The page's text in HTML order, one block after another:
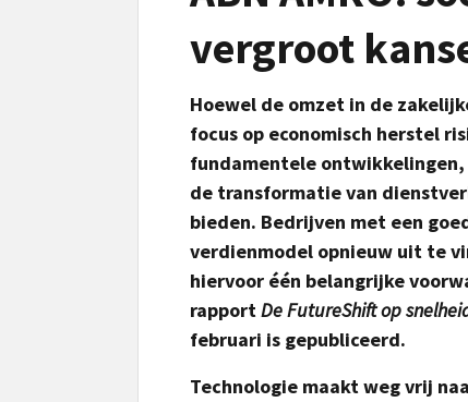
vergroot
Hoewel de omzet in de
focus op economisch herstel
fundamentele
de transformatie van
bieden. Bedrijven met een
verdienmodel opnieuw uit te
hiervoor één belangrijke
rapportDe FutureShift op
februari is gepubliceerd.
Technologie maakt weg vrij